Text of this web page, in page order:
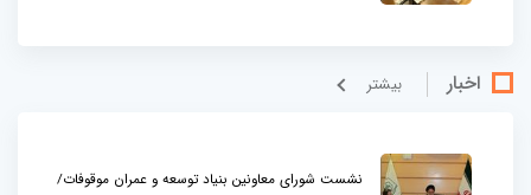
اخبار بيشتر
نشست شورای معاونین بنیاد توسعه و عمران موقوفات/